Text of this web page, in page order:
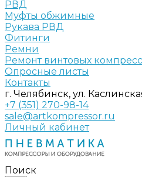
РВД
Муфты обжимные
Рукава РВД
Фитинги
Ремни
Ремонт винтовых
Опросные листы
Контакты
г. Челябинск, ул.
+7 (351) 270-98-14
sale@artkompressor.ru
Личный кабинет
Поиск